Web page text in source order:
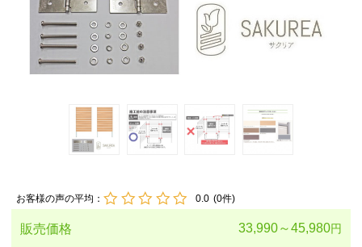
お客様の声の平均： 0.0 (0件)
販売価格 33,990～45,980円